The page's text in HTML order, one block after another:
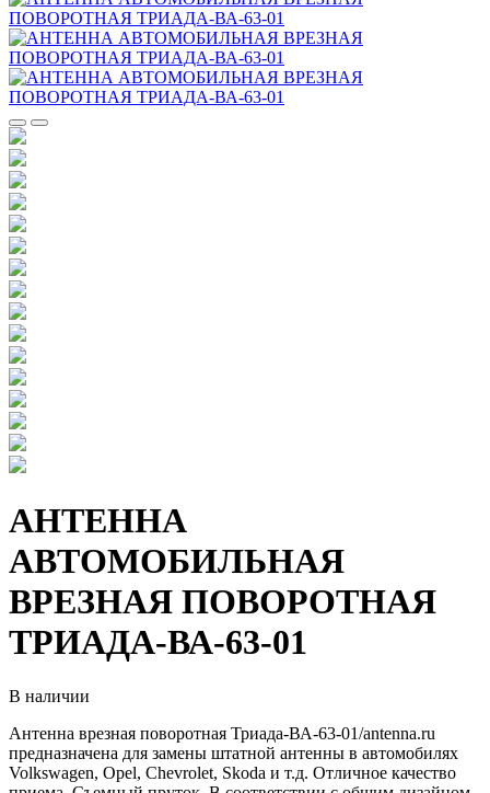
АНТЕННА
АВТОМОБИЛЬНАЯ
ВРЕЗНАЯ ПОВОРОТНАЯ
ТРИАДА-ВА-63-01
В наличии
Антенна врезная поворотная Триада-ВА-63-01/antenna.ru
предназначена для замены штатной антенны в автомобилях
Volkswagen, Opel, Chevrolet, Skoda и т.д. Отличное качество